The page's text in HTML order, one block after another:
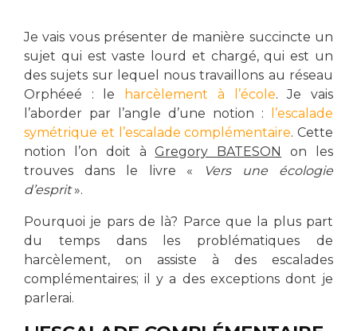
Je vais vous présenter de manière succincte un
sujet qui est vaste lourd et chargé, qui est un
des sujets sur lequel nous travaillons au réseau
Orphéeé : le harcèlement à l’école. Je vais
l’aborder par l’angle d’une notion :
l’escalade
symétrique et l’escalade complémentaire. Cette
notion l’on doit àGregory BATESON
on les
trouves dans le livre «
Vers une écologie
d’esprit».
Pourquoi je pars de là? Parce que la plus part
du temps dans les problématiques de
harcèlement, on assiste à des escalades
complémentaires; il y a des exceptions dont je
parlerai.